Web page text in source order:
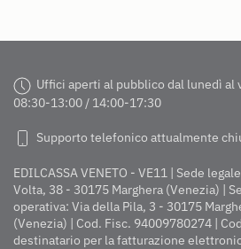
Uffici aperti al pubblico dal lunedì al
08:30-13:00 / 14:00-17:30
Supporto telefonico attualmente
EDILCASSA VENETO - VE11 | Sede
Volta, 38 - 30175 Marghera (Venezia) |
operativa: Via della Pila, 3 - 30175
(Venezia) | Cod. Fisc. 94009780274 |
destinatario per la fatturazione